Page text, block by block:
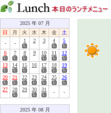
2025 年 07 月
日
月 火 水 木 金
土
-
- 1 2 3 4 5
6 7 8 9 10 11 12
13 14 15 16 17 18 19
20 21 22 23 24 25 26
27 28 29 30 31 - -
2025 年 08 月